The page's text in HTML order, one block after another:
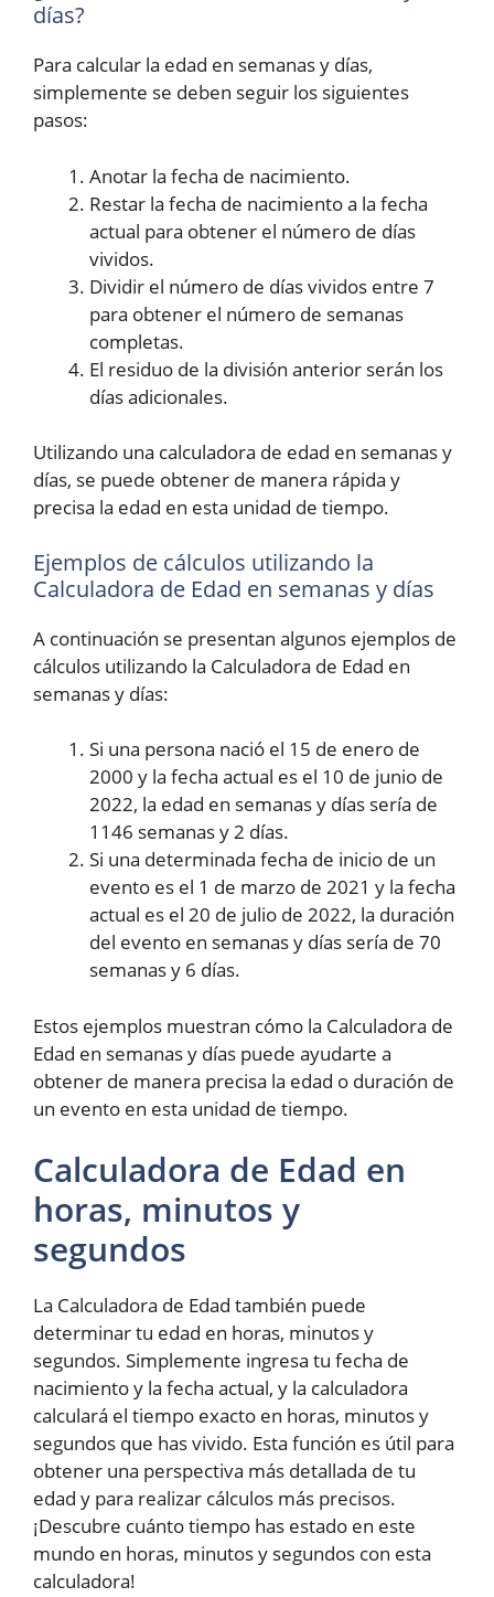
días?
Para calcular la edad en semanas y días,
simplemente se deben seguir los siguientes
pasos:
Anotar la fecha de nacimiento.
Restar la fecha de nacimiento a la fecha
actual para obtener el número de días
vividos.
Dividir el número de días vividos entre 7
para obtener el número de semanas
completas.
El residuo de la división anterior serán los
días adicionales.
Utilizando una calculadora de edad en semanas y
días, se puede obtener de manera rápida y
precisa la edad en esta unidad de tiempo.
Ejemplos de cálculos utilizando la
Calculadora de Edad en semanas y días
A continuación se presentan algunos ejemplos de
cálculos utilizando la Calculadora de Edad en
semanas y días:
Si una persona nació el 15 de enero de
2000 y la fecha actual es el 10 de junio de
2022, la edad en semanas y días sería de
1146 semanas y 2 días.
Si una determinada fecha de inicio de un
evento es el 1 de marzo de 2021 y la fecha
actual es el 20 de julio de 2022, la duración
del evento en semanas y días sería de 70
semanas y 6 días.
Estos ejemplos muestran cómo la Calculadora de
Edad en semanas y días puede ayudarte a
obtener de manera precisa la edad o duración de
un evento en esta unidad de tiempo.
Calculadora de Edad en
horas, minutos y
segundos
La Calculadora de Edad también puede
determinar tu edad en horas, minutos y
segundos. Simplemente ingresa tu fecha de
nacimiento y la fecha actual, y la calculadora
calculará el tiempo exacto en horas, minutos y
segundos que has vivido. Esta función es útil para
obtener una perspectiva más detallada de tu
edad y para realizar cálculos más precisos.
¡Descubre cuánto tiempo has estado en este
mundo en horas, minutos y segundos con esta
calculadora!